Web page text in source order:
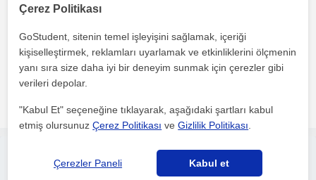
Bire bir ders verebilecek fen bilimleri temeli dersler ile ilgi duyan
araştırma ve proje yazma bir ettim imkanı su...
Ücretsiz ilan ver
Ücretsiz bir ilan ver ve öğretmenlerin seninle iletişime geçmesini
Çerez Politikası
GoStudent, sitenin temel işleyişini sağlamak, içeriği
kişiselleştirmek, reklamları uyarlamak ve etkinliklerini ölçmenin
yanı sıra size daha iyi bir deneyim sunmak için çerezler gibi
verileri depolar.
"Kabul Et" seçeneğine tıklayarak, aşağıdaki şartları kabul
etmiş olursunuzÇerez Politikası veGizlilik Politikası
Çerezler Paneli Kabul et